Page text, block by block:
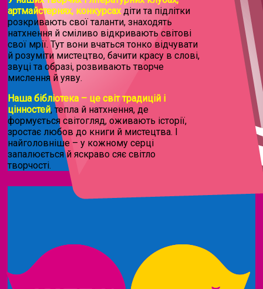
артмайстернях, конкурсахдіти та підлітки
розкривають свої таланти, знаходять
натхнення й сміливо відкривають світові
свої мрії. Тут вони вчаться тонко відчувати
й розуміти мистецтво, бачити красу в слові,
звуці та образі, розвивають творче
мислення й уяву.
Наша бібліотека – це світ традицій і
цінностей, тепла й натхнення, де
формується світогляд, оживають історії,
зростає любов до книги й мистецтва. І
найголовніше – у кожному серці
запалюється й яскраво сяє світло
творчості.